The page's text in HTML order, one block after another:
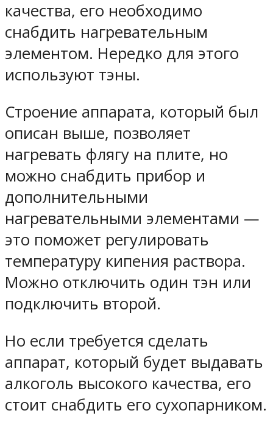
качества, его необходимо
снабдить нагревательным
элементом. Нередко для этого
используют тэны.
Строение аппарата, который был
описан выше, позволяет
нагревать флягу на плите, но
можно снабдить прибор и
дополнительными
нагревательными элементами —
это поможет регулировать
температуру кипения раствора.
Можно отключить один тэн или
подключить второй.
Но если требуется сделать
аппарат, который будет выдавать
алкоголь высокого качества, его
стоит снабдить его сухопарником.